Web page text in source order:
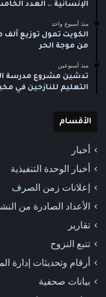
الإنسانية .. العدد
منذ أسبوع واحد
الكويت تمول توزيع ألف
من موجة الحر
منذ أسبوعين
تدشين مشروع مدرسة
التعليم للنازحين في
الأقسام
أخبار
أخبار الوحدة التنفيذية
إعلانات زمن الصرف
الأعداد الصادرة من
تقارير
تتبع النزوح
أرقام وتحديثات إدارة
بيانات صحفية